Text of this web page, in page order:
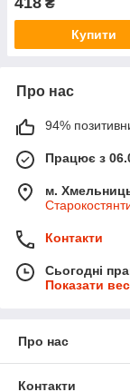
— 14919-00QAA
₴
Купити
Про нас
94%
Працює з
м.
Контакти
Сьогодні
Показати
Про нас
Контакти